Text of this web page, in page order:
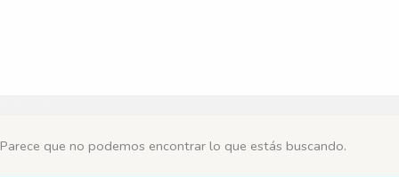
Parece que no podemos encontrar lo que estás buscando.